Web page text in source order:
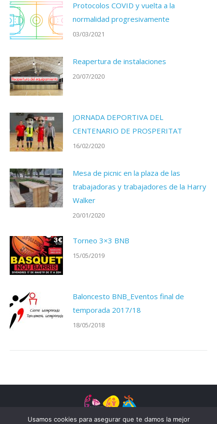
Protocolos COVID y vuelta a la
normalidad progresivamente
03/03/2021
Reapertura de instalaciones
20/07/2020
JORNADA DEPORTIVA DEL
CENTENARIO DE PROSPERITAT
16/02/2020
Mesa de picnic en la plaza de las
trabajadoras y trabajadores de la Harry
Walker
20/01/2020
Torneo 3×3 BNB
15/05/2019
Baloncesto BNB_Eventos final de
temporada 2017/18
18/05/2018
Usamos cookies para asegurar que te damos la mejor